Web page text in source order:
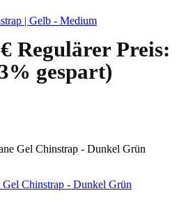
| Gelb - Medium
Regulärer Preis:
gespart)
Chinstrap - Dunkel Grün